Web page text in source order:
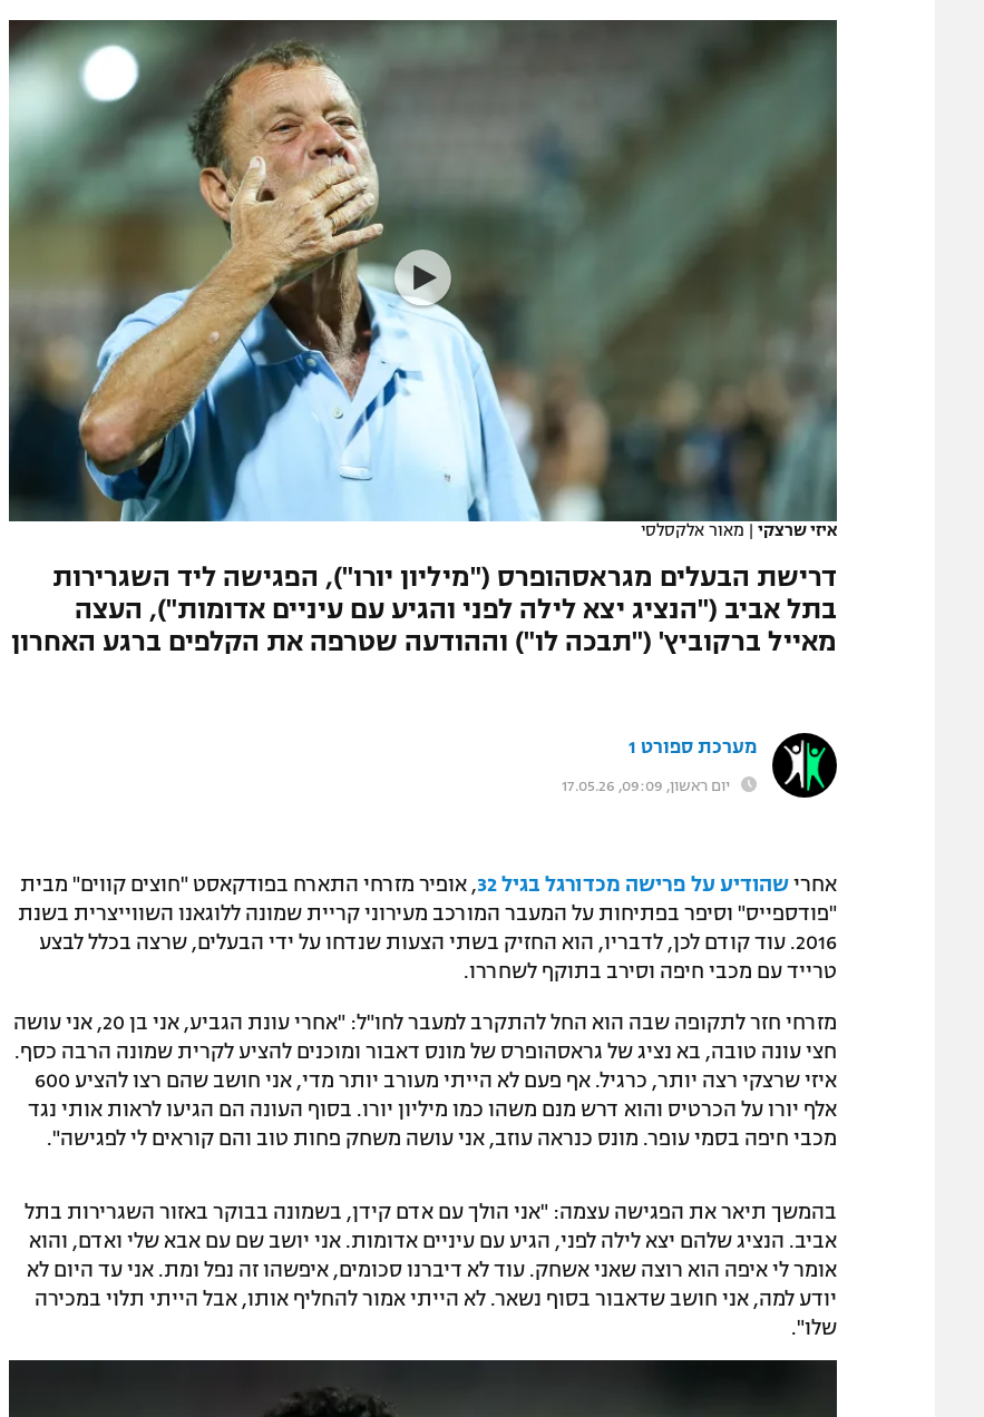
הצטרפות לחבילת הערוצים
לוח דרושים – ג'ובנט
הפועל תל אביב
ליגה סינית
ליגה ברזילאית
ליגות נוספות
איזי שרצקי | מאור אלקסלסי
דרישת הבעלים מגראסהופרס ("מיליון יורו"), הפגישה ליד השגרירות
בתל אביב ("הנציג יצא לילה לפני והגיע עם עיניים אדומות"), העצה
מאייל ברקוביץ' ("תבכה לו") וההודעה שטרפה את הקלפים ברגע האחרון
מערכת ספורט 1
יום ראשון, 09:09, 17.05.26
אחרי שהודיע על פרישה מכדורגל בגיל 32
, אופיר מזרחי התארח בפודקאסט "חוצים קווים" מבית
"פודספייס" וסיפר בפתיחות על המעבר המורכב מעירוני קריית שמונה ללוגאנו השווייצרית בשנת
2016. עוד קודם לכן, לדבריו, הוא החזיק בשתי הצעות שנדחו על ידי הבעלים, שרצה בכלל לבצע
טרייד עם מכבי חיפה וסירב בתוקף לשחררו.
מזרחי חזר לתקופה שבה הוא החל להתקרב למעבר לחו"ל: "אחרי עונת הגביע, אני בן 20, אני עושה
חצי עונה טובה, בא נציג של גראסהופרס של מונס דאבור ומוכנים להציע לקרית שמונה הרבה כסף.
איזי שרצקי רצה יותר, כרגיל. אף פעם לא הייתי מעורב יותר מדי, אני חושב שהם רצו להציע 600
אלף יורו על הכרטיס והוא דרש מנם משהו כמו מיליון יורו. בסוף העונה הם הגיעו לראות אותי נגד
מכבי חיפה בסמי עופר. מונס כנראה עוזב, אני עושה משחק פחות טוב והם קוראים לי לפגישה".
בהמשך תיאר את הפגישה עצמה: "אני הולך עם אדם קידן, בשמונה בבוקר באזור השגרירות בתל
אביב. הנציג שלהם יצא לילה לפני, הגיע עם עיניים אדומות. אני יושב שם עם אבא שלי ואדם, והוא
אומר לי איפה הוא רוצה שאני אשחק. עוד לא דיברנו סכומים, איפשהו זה נפל ומת. אני עד היום לא
יודע למה, אני חושב שדאבור בסוף נשאר. לא הייתי אמור להחליף אותו, אבל הייתי תלוי במכירה
שלו".